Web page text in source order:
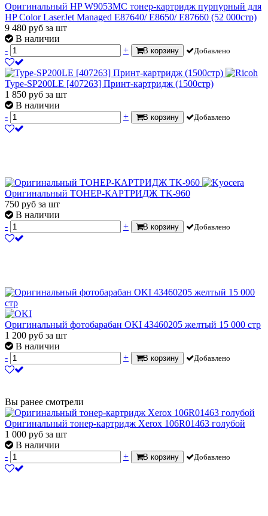
Оригинальный HP W9053MC тонер-картридж пурпурный для
HP Color LaserJet Managed E87640/ E8650/ E87660 (52 000стр)
9 480 руб за шт
В наличии
-
+ В корзину Добавлено
Type-SP200LE [407263] Принт-картридж (1500стр)
1 850 руб за шт
В наличии
-
+ В корзину Добавлено
Оригинальный ТОНЕР-КАРТРИДЖ TK-960
750 руб за шт
В наличии
-
+ В корзину Добавлено
Оригинальный фотобарабан OKI 43460205 желтый 15 000 стр
1 200 руб за шт
В наличии
-
+ В корзину Добавлено
Вы ранее смотрели
Оригинальный тонер-картридж Xerox 106R01463 голубой
1 000 руб за шт
В наличии
-
+ В корзину Добавлено